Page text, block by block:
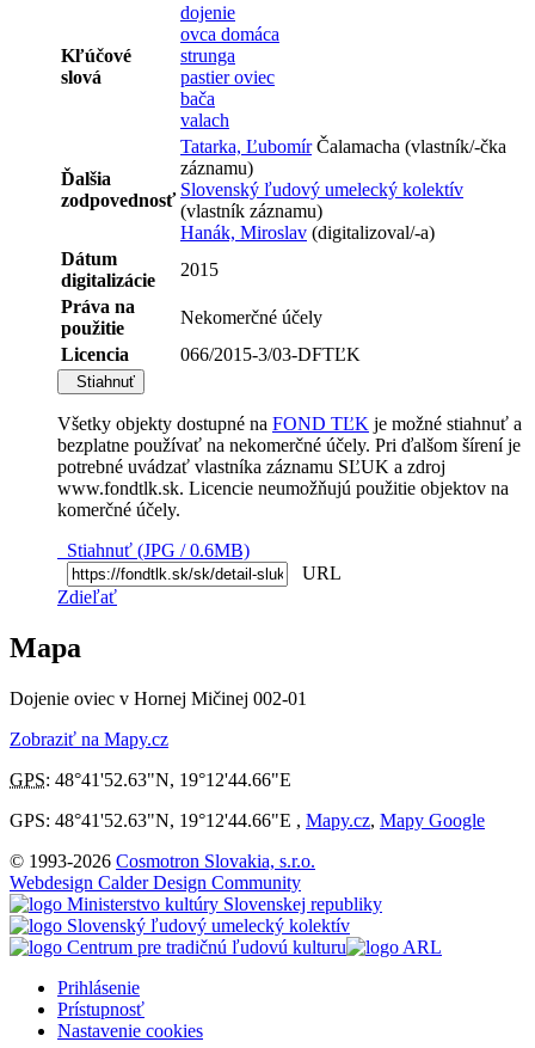
Kľúčové
slová
dojenie
ovca domáca
strunga
pastier oviec
bača
valach
Ďalšia
zodpovednosť
Tatarka, ĽubomírČalamacha (vlastník/-čka
záznamu)
Slovenský ľudový umelecký kolektív
(vlastník záznamu)
Hanák, Miroslav (digitalizoval/-a)
Dátum
digitalizácie
2015
Práva na
použitie
Nekomerčné účely
Licencia
066/2015-3/03-DFTĽK
Stiahnuť
Všetky objekty dostupné na FOND TĽK je možné stiahnuť a
bezplatne používať na nekomerčné účely. Pri ďalšom šírení je
potrebné uvádzať vlastníka záznamu SĽUK a zdroj
www.fondtlk.sk. Licencie neumožňujú použitie objektov na
komerčné účely.
Stiahnuť (JPG / 0.6MB)
URL
Zdieľať
Mapa
Dojenie oviec v Hornej Mičinej 002-01
Zobraziť na Mapy.cz
GPS: 48°41'52.63"N, 19°12'44.66"E
GPS: 48°41'52.63"N, 19°12'44.66"E , Mapy.cz, Mapy Google
© 1993-2026 Cosmotron Slovakia, s.r.o.
Webdesign Calder Design Community
Prihlásenie
Prístupnosť
Nastavenie cookies